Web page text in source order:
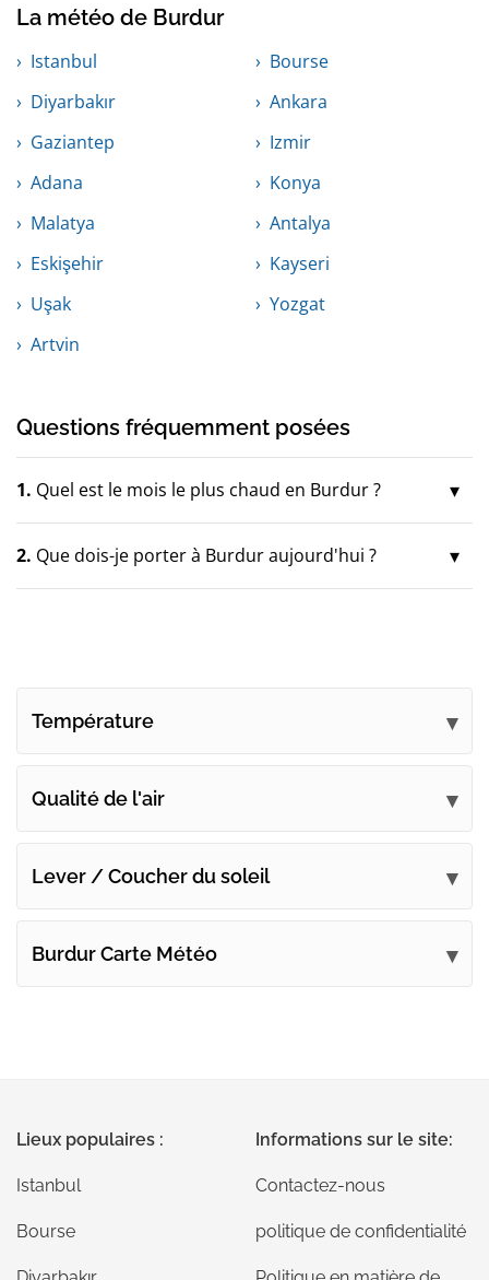
La météo de Burdur
Istanbul
Bourse
Diyarbakır
Ankara
Gaziantep
Izmir
Adana
Konya
Malatya
Antalya
Eskişehir
Kayseri
Uşak
Yozgat
Artvin
Questions fréquemment posées
1. Quel est le mois le plus chaud en Burdur ?
2. Que dois-je porter à Burdur aujourd'hui ?
Température
Qualité de l'air
Lever / Coucher du soleil
Burdur Carte Météo
Lieux populaires :
Istanbul
Bourse
Informations sur le site:
Contactez-nous
politique de confidentialité